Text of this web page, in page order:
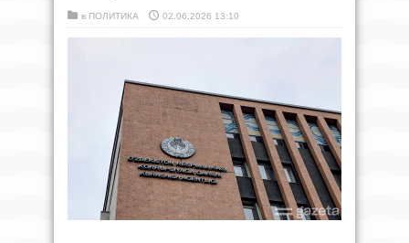
в ПОЛИТИКА 02.06.2026 13:10